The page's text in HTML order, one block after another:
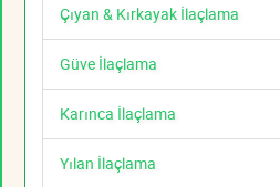
Çıyan & Kırkayak İlaçlama
Güve İlaçlama
Karınca İlaçlama
Yılan İlaçlama